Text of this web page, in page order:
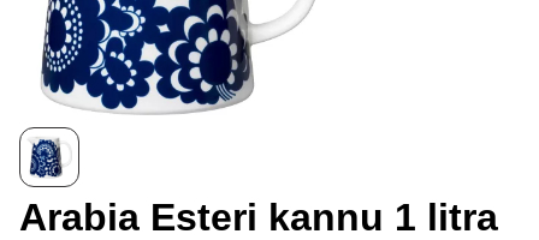
Arabia Esteri kannu 1 litra